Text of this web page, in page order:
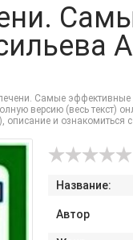
Самые
версию (весь текст)
описание и
Название:
Автор